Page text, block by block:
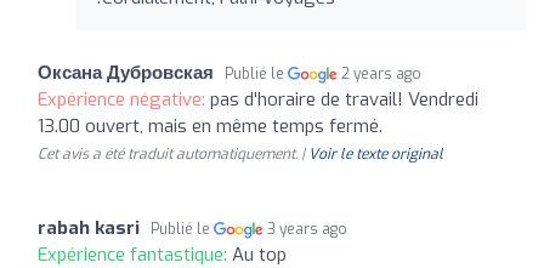
Оксана Дубровская Publié le 2 years ago
Expérience négative: pas d'horaire de travail! Vendredi
13.00 ouvert, mais en même temps fermé.
Cet avis a été traduit automatiquement. | Voir le texte original
rabah kasri Publié le 3 years ago
Expérience fantastique: Au top